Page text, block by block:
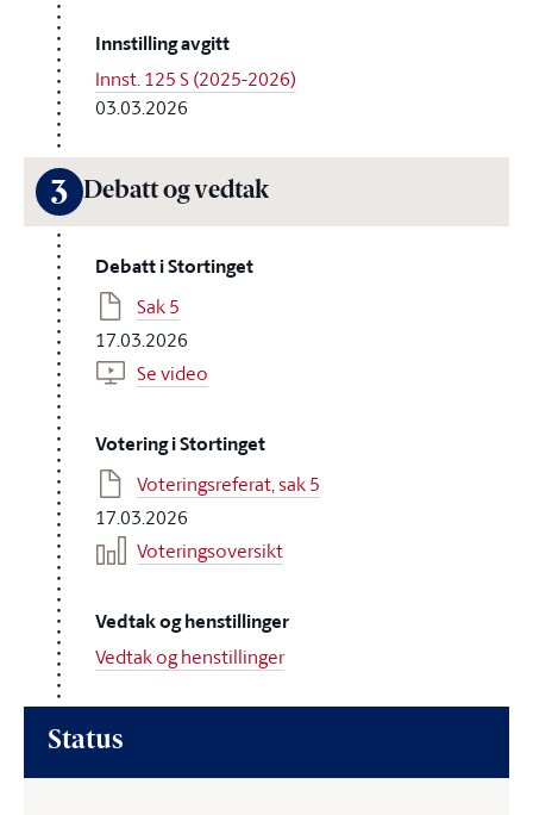
Innstilling avgitt
Innst. 125 S (2025-2026)
03.03.2026
3 Debatt og vedtak
Debatt i Stortinget
Sak 5
17.03.2026
Se video
Votering i Stortinget
Voteringsreferat, sak 5
17.03.2026
Voteringsoversikt
Vedtak og henstillinger
Vedtak og henstillinger
Status